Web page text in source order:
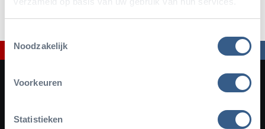
Noodzakelijk
Voorkeuren
Statistieken